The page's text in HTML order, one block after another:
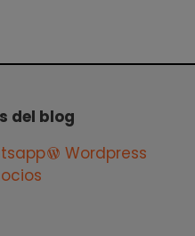
del blog
Wordpress